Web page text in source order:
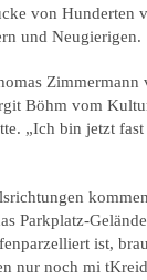
von Hunderten
und Neugierigen.
Zimmermann
Böhm vom
„Ich bin jetzt
Parkplatz-
ist,
nur noch mi